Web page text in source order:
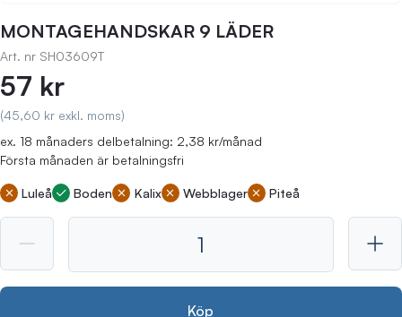
MONTAGEHANDSKAR 9 LÄDER
Art. nr SH03609T
57 kr
(45,60 kr exkl. moms)
ex. 18 månaders delbetalning: 2,38 kr/månad
Första månaden är betalningsfri
Luleå Boden Kalix Webblager Piteå
Köp